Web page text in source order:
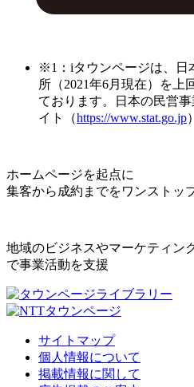
※1：iタウンページは、日
所（2021年6月現在）を上
ております。日本の民営
イト（https://www.stat.go.jp
ホームページを起点に
集客から成約までをワンストッ
地域のビジネスやマーケティン
で事業活動を支援
サイトマップ
個人情報について
掲載情報に関して